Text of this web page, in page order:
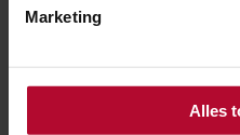
Marketing
Alles
Woon of werk je